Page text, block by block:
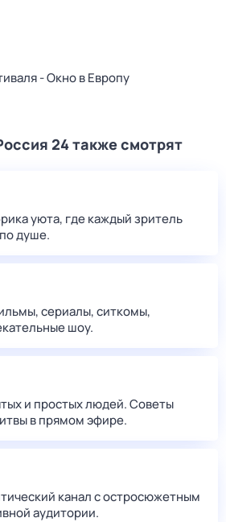
- Окно в Европу
24 также смотрят
уюта, где каждый зритель
душе.
сериалы, ситкомы,
шоу.
и простых людей. Советы
в прямом эфире.
канал с остросюжетным
аудитории.